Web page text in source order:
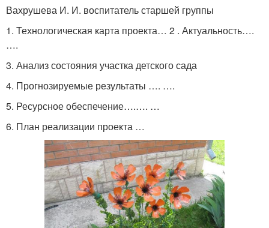
Вахрушева И. И. воспитатель старшей группы
1. Технологическая карта проекта… 2 . Актуальность….
….
3. Анализ состояния участка детского сада
4. Прогнозируемые результаты …. ….
5. Ресурсное обеспечение….…. …
6. План реализации проекта …